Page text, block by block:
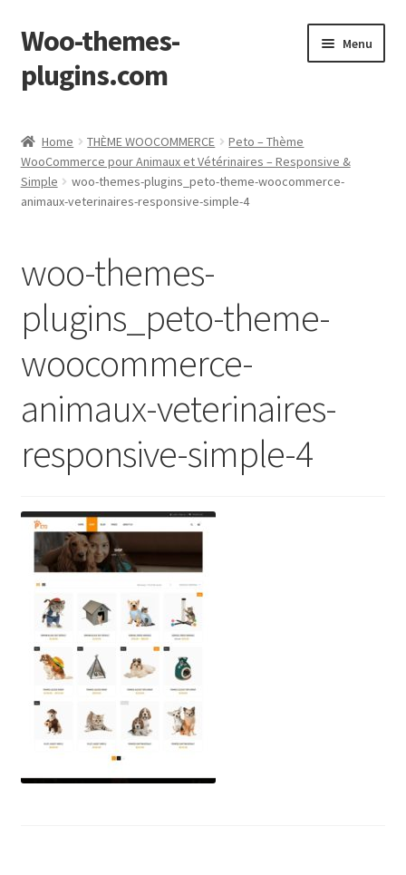
Skip
to
navigation
Skip
to
content
Woo-themes-
plugins.com
Menu
Home THÈME WOOCOMMERCE
Peto – Thème
WooCommerce pour Animaux et Vétérinaires – Responsive &
Simple
woo-themes-plugins_peto-theme-woocommerce-
animaux-veterinaires-responsive-simple-4
woo-themes-
plugins_peto-theme-
woocommerce-
animaux-veterinaires-
responsive-simple-4